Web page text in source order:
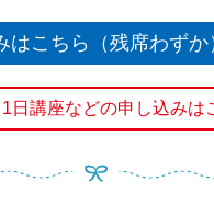
はこちら（残席わずか
日講座などの申し込みは